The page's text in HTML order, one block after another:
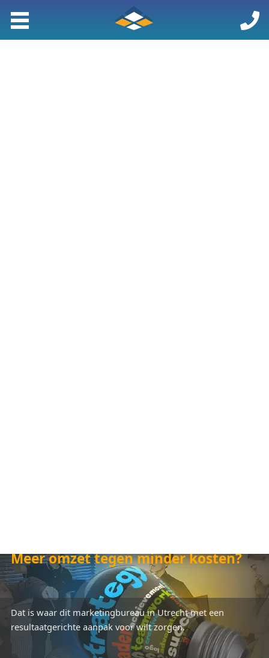
Meer omzet tegen minder kosten?
Dat is waar dit marketingbureau in Utrecht met een
resultaatgerichte aanpak voor wilt zorgen.